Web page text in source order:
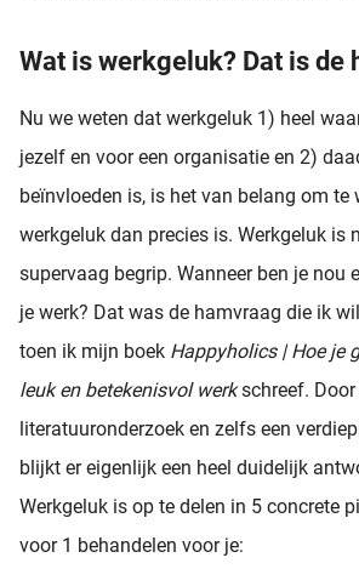
Wat is werkgeluk? Dat is de
Nu we weten dat werkgeluk 1) heel
jezelf en voor een organisatie en 2)
beïnvloeden is, is het van belang om te
werkgeluk dan precies is. Werkgeluk is
supervaag begrip. Wanneer ben je nou
je werk? Dat was de hamvraag die ik
toen ik mijn boek Happyholics | Hoe je
leuk en betekenisvol werkschreef. Door
literatuuronderzoek en zelfs een
blijkt er eigenlijk een heel duidelijk
Werkgeluk is op te delen in 5 concrete
voor 1 behandelen voor je: